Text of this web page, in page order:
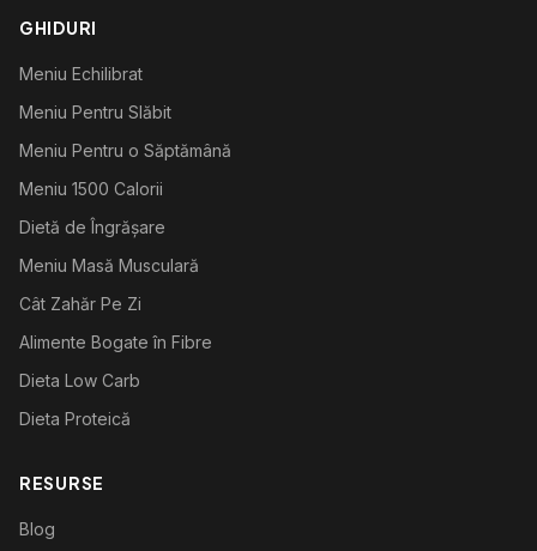
GHIDURI
Meniu Echilibrat
Meniu Pentru Slăbit
Meniu Pentru o Săptămână
Meniu 1500 Calorii
Dietă de Îngrășare
Meniu Masă Musculară
Cât Zahăr Pe Zi
Alimente Bogate în Fibre
Dieta Low Carb
Dieta Proteică
RESURSE
Blog